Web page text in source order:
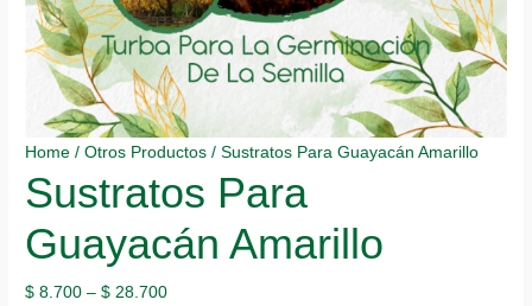
Home /Otros Productos / Sustratos Para Guayacán Amarillo
Sustratos Para
Guayacán Amarillo
$ 8.700 –$ 28.700